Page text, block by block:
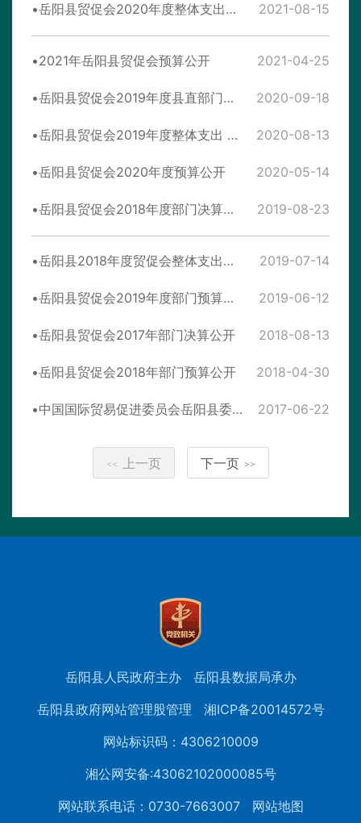
岳阳县贸促会2020年度整体支出绩效评价报告 2021-08-15
2021年岳阳县贸促会预算公开 2021-04-25
岳阳县贸促会2019年度县直部门决算公开 2020-09-18
岳阳县贸促会2019年度整体支出 绩效评价自评报告 2020-08-13
岳阳县贸促会2020年度预算公开 2020-05-14
岳阳县贸促会2018年度部门决算公开 2019-08-23
岳阳县2018年度贸促会整体支出绩效评价自评报告 2019-07-14
岳阳县贸促会2019年度部门预算公开 2019-06-12
岳阳县贸促会2017年部门决算公开 2018-08-13
岳阳县贸促会2018年部门预算公开 2018-04-30
中国国际贸易促进委员会岳阳县委员会2017年部门预算说明 2017-06-22
<< 上一页 下一页 >>
岳阳县人民政府主办
岳阳县数据局承办
岳阳县政府网站管理股管理
湘ICP备20014572号
网站标识码：4306210009
湘公网安备:43062102000085号
网站联系电话：0730-7663007
网站地图